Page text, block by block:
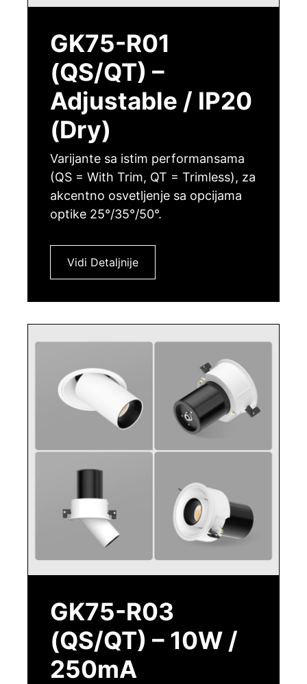
GK75-R01
(QS/QT) –
Adjustable / IP20
(Dry)
Varijante sa istim performansama
(QS = With Trim, QT = Trimless), za
akcentno osvetljenje sa opcijama
optike 25°/35°/50°.
Vidi Detaljnije
GK75-R03
(QS/QT) – 10W /
250mA